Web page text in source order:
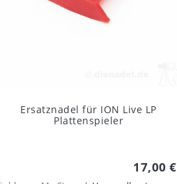
Ersatznadel für ION Live LP
Plattenspieler
17,00 €